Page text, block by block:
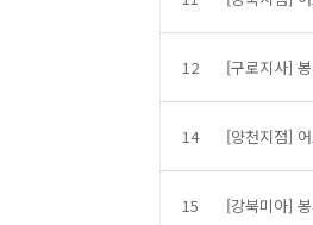
12 [구로지사]
14 [양천지점]
15 [강북미아]